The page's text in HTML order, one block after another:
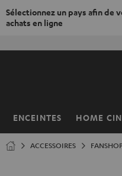
Sélectionnez un pays afin de
achats en ligne
ENCEINTES HOME
Page
ACCESSOIRES